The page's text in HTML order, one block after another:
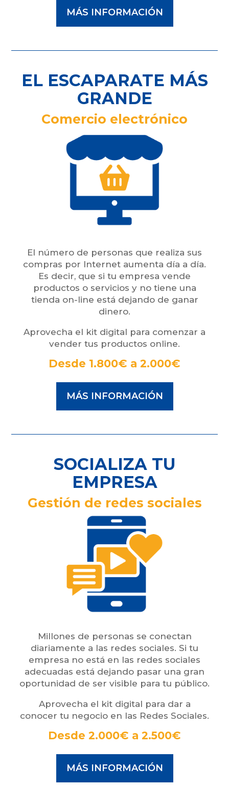
MÁS INFORMACIÓN
EL ESCAPARATE MÁS
GRANDE
Comercio electrónico
El número de personas que realiza sus
compras por Internet aumenta día a día.
Es decir, que si tu empresa vende
productos o servicios y no tiene una
tienda on-line está dejando de ganar
dinero.
Aprovecha el kit digital para comenzar a
vender tus productos online.
Desde 1.800€ a 2.000€
MÁS INFORMACIÓN
SOCIALIZA TU
EMPRESA
Gestión de redes sociales
Millones de personas se conectan
diariamente a las redes sociales. Si tu
empresa no está en las redes sociales
adecuadas está dejando pasar una gran
oportunidad de ser visible para tu público.
Aprovecha el kit digital para dar a
conocer tu negocio en las Redes Sociales.
Desde 2.000€ a 2.500€
MÁS INFORMACIÓN